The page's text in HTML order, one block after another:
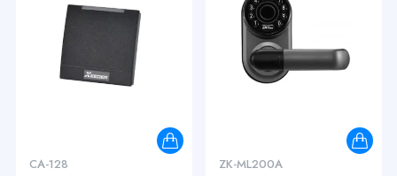
CA-128 ZK-ML200A